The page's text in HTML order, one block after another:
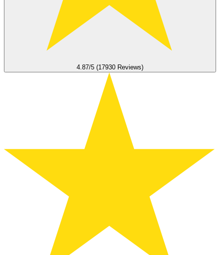
4.87/5 (17930 Reviews)